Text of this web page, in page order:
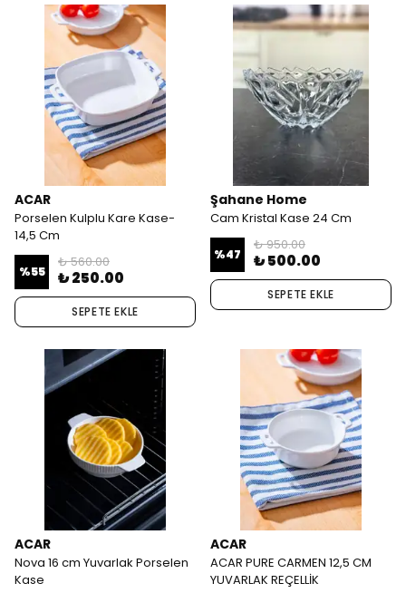
ACAR
Porselen Kulplu Kare Kase-
14,5 Cm
%55
₺ 560.00
₺ 250.00
SEPETE EKLE
Şahane Home
Cam Kristal Kase 24 Cm
%47
₺ 950.00
₺ 500.00
SEPETE EKLE
ACAR
Nova 16 cm Yuvarlak Porselen
Kase
ACAR
ACAR PURE CARMEN 12,5 CM
YUVARLAK REÇELLİK